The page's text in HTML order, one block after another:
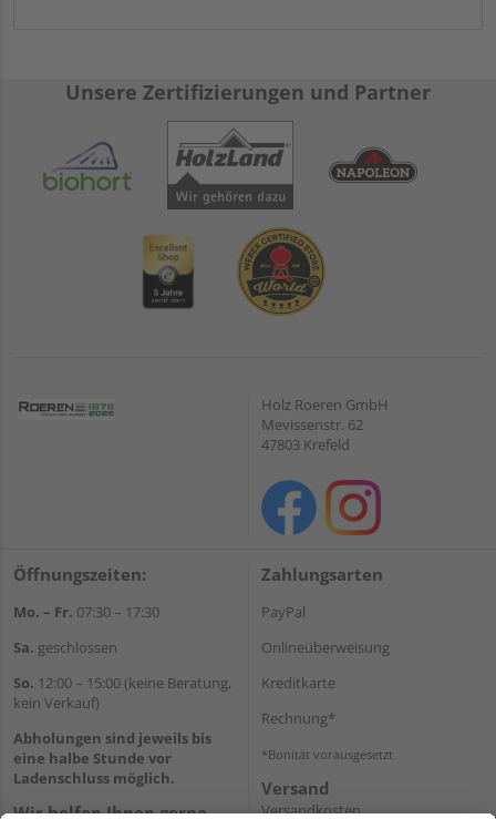
Unsere Zertifizierungen und Partner
Holz Roeren GmbH
Mevissenstr. 62
47803 Krefeld
Öffnungszeiten:
Mo. – Fr. 07:30 – 17:30
Sa. geschlossen
So. 12:00 – 15:00 (keine Beratung,
kein Verkauf)
Abholungen sind jeweils bis
eine halbe Stunde vor
Ladenschluss möglich.
Wir helfen Ihnen gerne
Zahlungsarten
PayPal
Onlineüberweisung
Kreditkarte
Rechnung*
*Bonität vorausgesetzt
Versand
Versandkosten